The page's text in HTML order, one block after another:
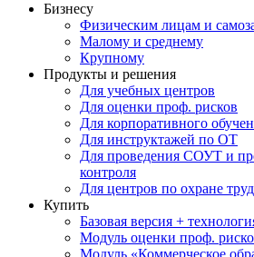
Бизнесу
Физическим лицам и
Малому и среднему
Крупному
Продукты и решения
Для учебных центров
Для оценки проф. рисков
Для корпоративного
Для инструктажей по ОТ
Для проведения СОУТ и
контроля
Для центров по охране
Купить
Базовая версия +
Модуль оценки проф.
Модуль «Коммерческое